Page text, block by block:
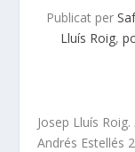
Publicat per
Lluís Roig,
Josep Lluís Roig.
Andrés Estellés